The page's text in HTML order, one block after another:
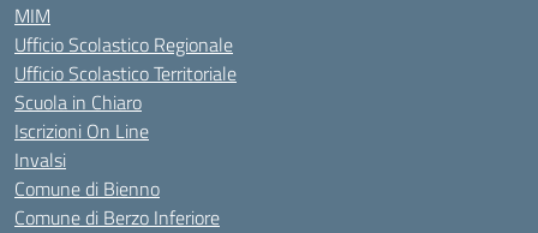
MIM
Ufficio Scolastico Regionale
Ufficio Scolastico Territoriale
Scuola in Chiaro
Iscrizioni On Line
Invalsi
Comune di Bienno
Comune di Berzo Inferiore